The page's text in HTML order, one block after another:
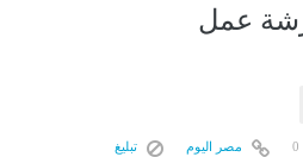
عمل
مصر اليوم تبليغ